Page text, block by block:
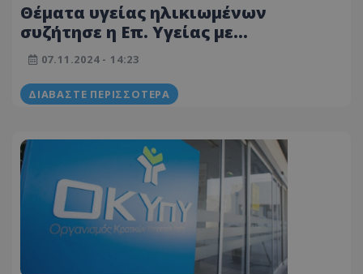
Θέματα υγείας ηλικιωμένων
συζήτησε η Επ. Υγείας με
εκπροσώπους Βουλής Γερόντων
07.11.2024 - 14:23
ΔΙΑΒΆΣΤΕ ΠΕΡΙΣΣΌΤΕΡΑ